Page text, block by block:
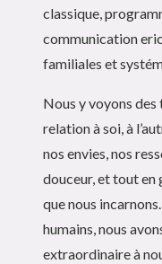
classique,
communication
familiales et
Nous y voyons
relation à soi, à
nos envies, nos
douceur, et tout en
que nous
humains, nous
extraordinaire à